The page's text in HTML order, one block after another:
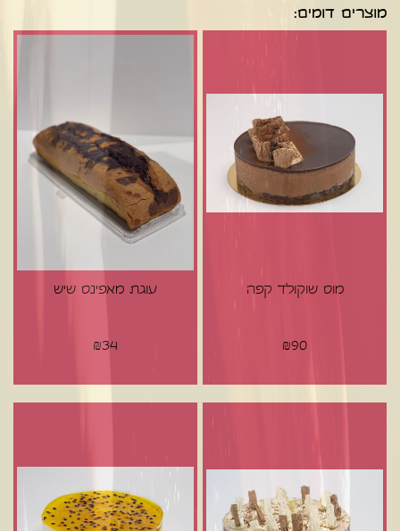
מוצרים דומים:
מוס שוקולד קפה
₪90
עוגת מאפינס שיש
₪34